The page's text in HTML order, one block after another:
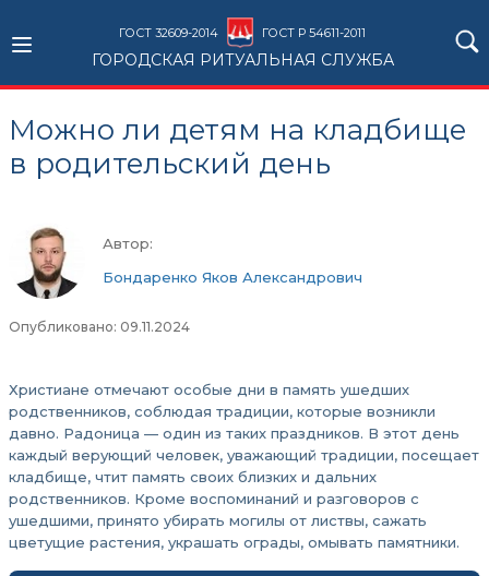
ГОСТ 32609-2014 ГОСТ Р 54611-2011
ГОРОДСКАЯ РИТУАЛЬНАЯ СЛУЖБА
Можно ли детям на кладбище
в родительский день
Автор:
Бондаренко Яков Александрович
Опубликовано: 09.11.2024
Христиане отмечают особые дни в память ушедших
родственников, соблюдая традиции, которые возникли
давно. Радоница — один из таких праздников. В этот день
каждый верующий человек, уважающий традиции, посещает
кладбище, чтит память своих близких и дальних
родственников. Кроме воспоминаний и разговоров с
ушедшими, принято убирать могилы от листвы, сажать
цветущие растения, украшать ограды, омывать памятники.